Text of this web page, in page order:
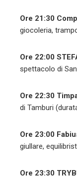
Ore 21:30
giocoleria,
Ore 22:00
spettacolo di
Ore 22:30
di Tamburi
Ore 23:00
giullare,
Ore 23:30